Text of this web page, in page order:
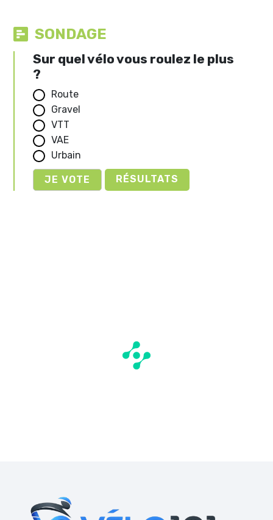
SONDAGE
Sur quel vélo vous roulez le plus
?
Route
Gravel
VTT
VAE
Urbain
RÉSULTATS